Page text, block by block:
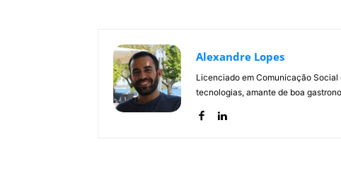
Alexandre Lopes
Licenciado em Comunicação
tecnologias, amante de boa